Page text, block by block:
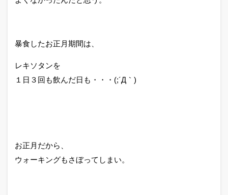
暴食したお正月期間は、
レキソタンを
１日３回も飲んだ日も・・・(;´Д｀)
お正月だから、
ウォーキングもさぼってしまい。